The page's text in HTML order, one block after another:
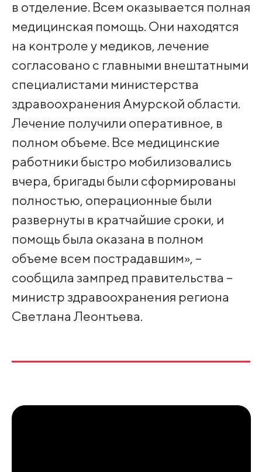
в отделение. Всем оказывается полная
медицинская помощь. Они находятся
на контроле у медиков, лечение
согласовано с главными внештатными
специалистами министерства
здравоохранения Амурской области.
Лечение получили оперативное, в
полном объеме. Все медицинские
работники быстро мобилизовались
вчера, бригады были сформированы
полностью, операционные были
развернуты в кратчайшие сроки, и
помощь была оказана в полном
объеме всем пострадавшим», –
сообщила зампред правительства –
министр здравоохранения региона
Светлана Леонтьева.